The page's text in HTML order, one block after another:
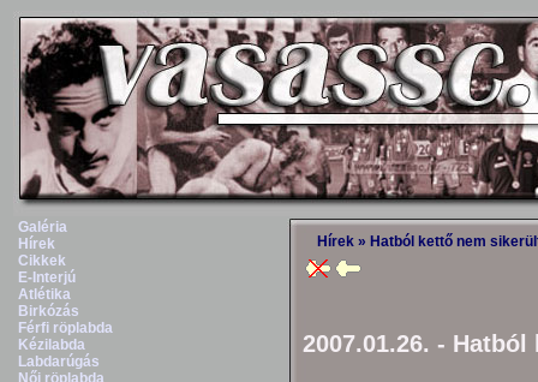
Galéria
Hírek
Cikkek
E-Interjú
Atlétika
Birkózás
Férfi röplabda
Kézilabda
Labdarúgás
Női röplabda
Hírek » Hatból kettő nem
2007.01.26. -